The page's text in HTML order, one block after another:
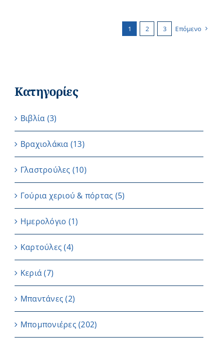
1 2 3 Επόμενο
Κατηγορίες
Βιβλία (3)
Βραχιολάκια (13)
Γλαστρούλες (10)
Γούρια χεριού & πόρτας (5)
Ημερολόγιο (1)
Καρτούλες (4)
Κεριά (7)
Μπαντάνες (2)
Μπομπονιέρες(202)